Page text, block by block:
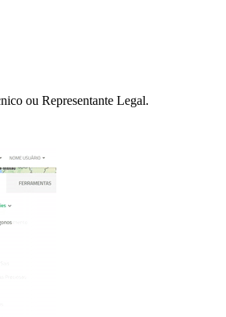
ou Representante Legal.